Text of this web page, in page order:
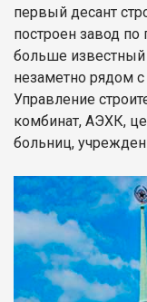
первый десант
построен завод
больше
незаметно рядом
Управление
комбинат, АЭХК,
больниц,